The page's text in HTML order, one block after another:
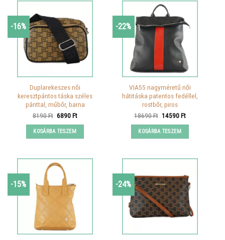
-16%
Duplarekeszes női
keresztpántos táska széles
pánttal, műbőr, barna
8190Ft Original
was:
8190 Ft.
6890FtCurrent
KOSÁRBA TESZEM
-22%
VIA55 nagyméretű női
hátitáska patentos fedéllel,
rostbőr, piros
18690Ft Original
was:
18690 Ft.
14590FtCurrent
KOSÁRBA TESZEM
-15% -24%